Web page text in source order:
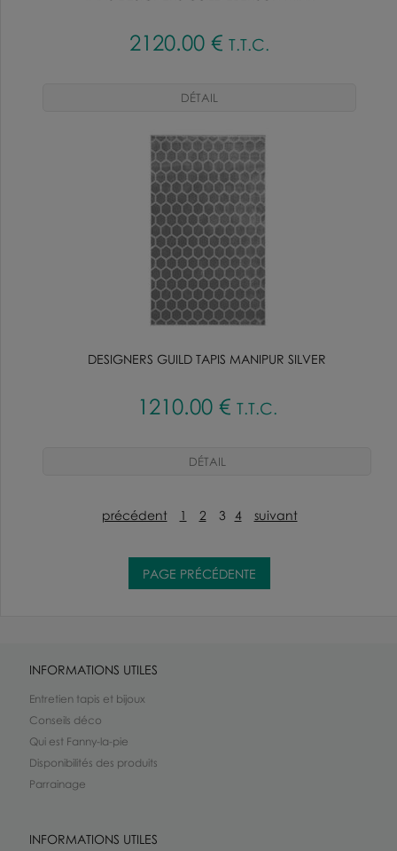
2120.00 € T.T.C.
DESIGNERS GUILD TAPIS MANIPUR SILVER
1210.00 € T.T.C.
précédent 1 2 3 4 suivant
INFORMATIONS UTILES
Entretien tapis et bijoux
Conseils déco
Qui est Fanny-la-pie
Disponibilités des produits
Parrainage
INFORMATIONS UTILES